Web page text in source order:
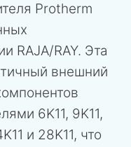
Protherm
RAJA/RAY. Эта
внешний
6K11, 9K11,
и 28K11, что